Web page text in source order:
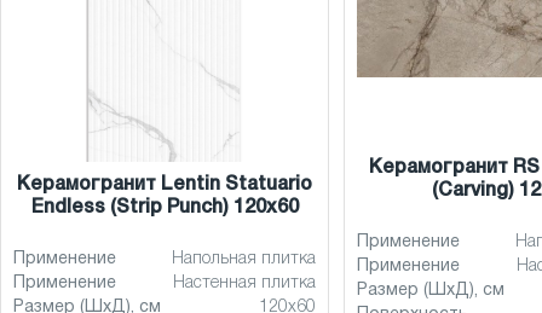
Керамогранит Lentin Statuario
Endless (Strip Punch) 120x60
Применение
Напольная плитка
Применение
Настенная плитка
Размер (ШхД), см
120x60
Керамогранит
(Carving)
Применение
Применение
Размер (ШхД), см